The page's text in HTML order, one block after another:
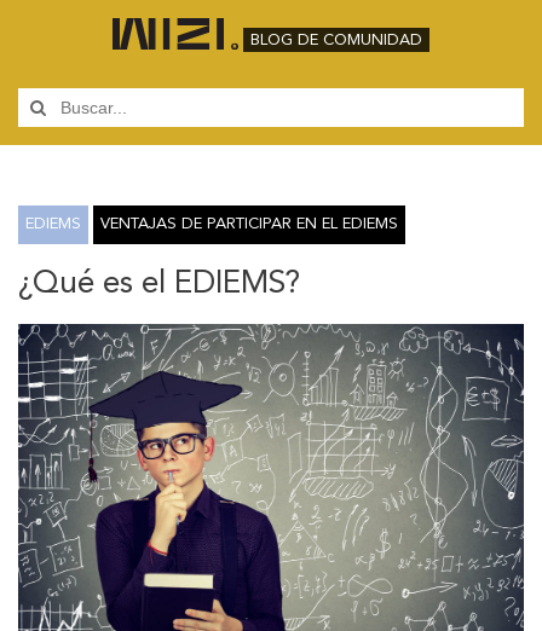
BLOG DE COMUNIDAD
EDIEMS VENTAJAS DE PARTICIPAR EN EL EDIEMS
¿Qué es el EDIEMS?